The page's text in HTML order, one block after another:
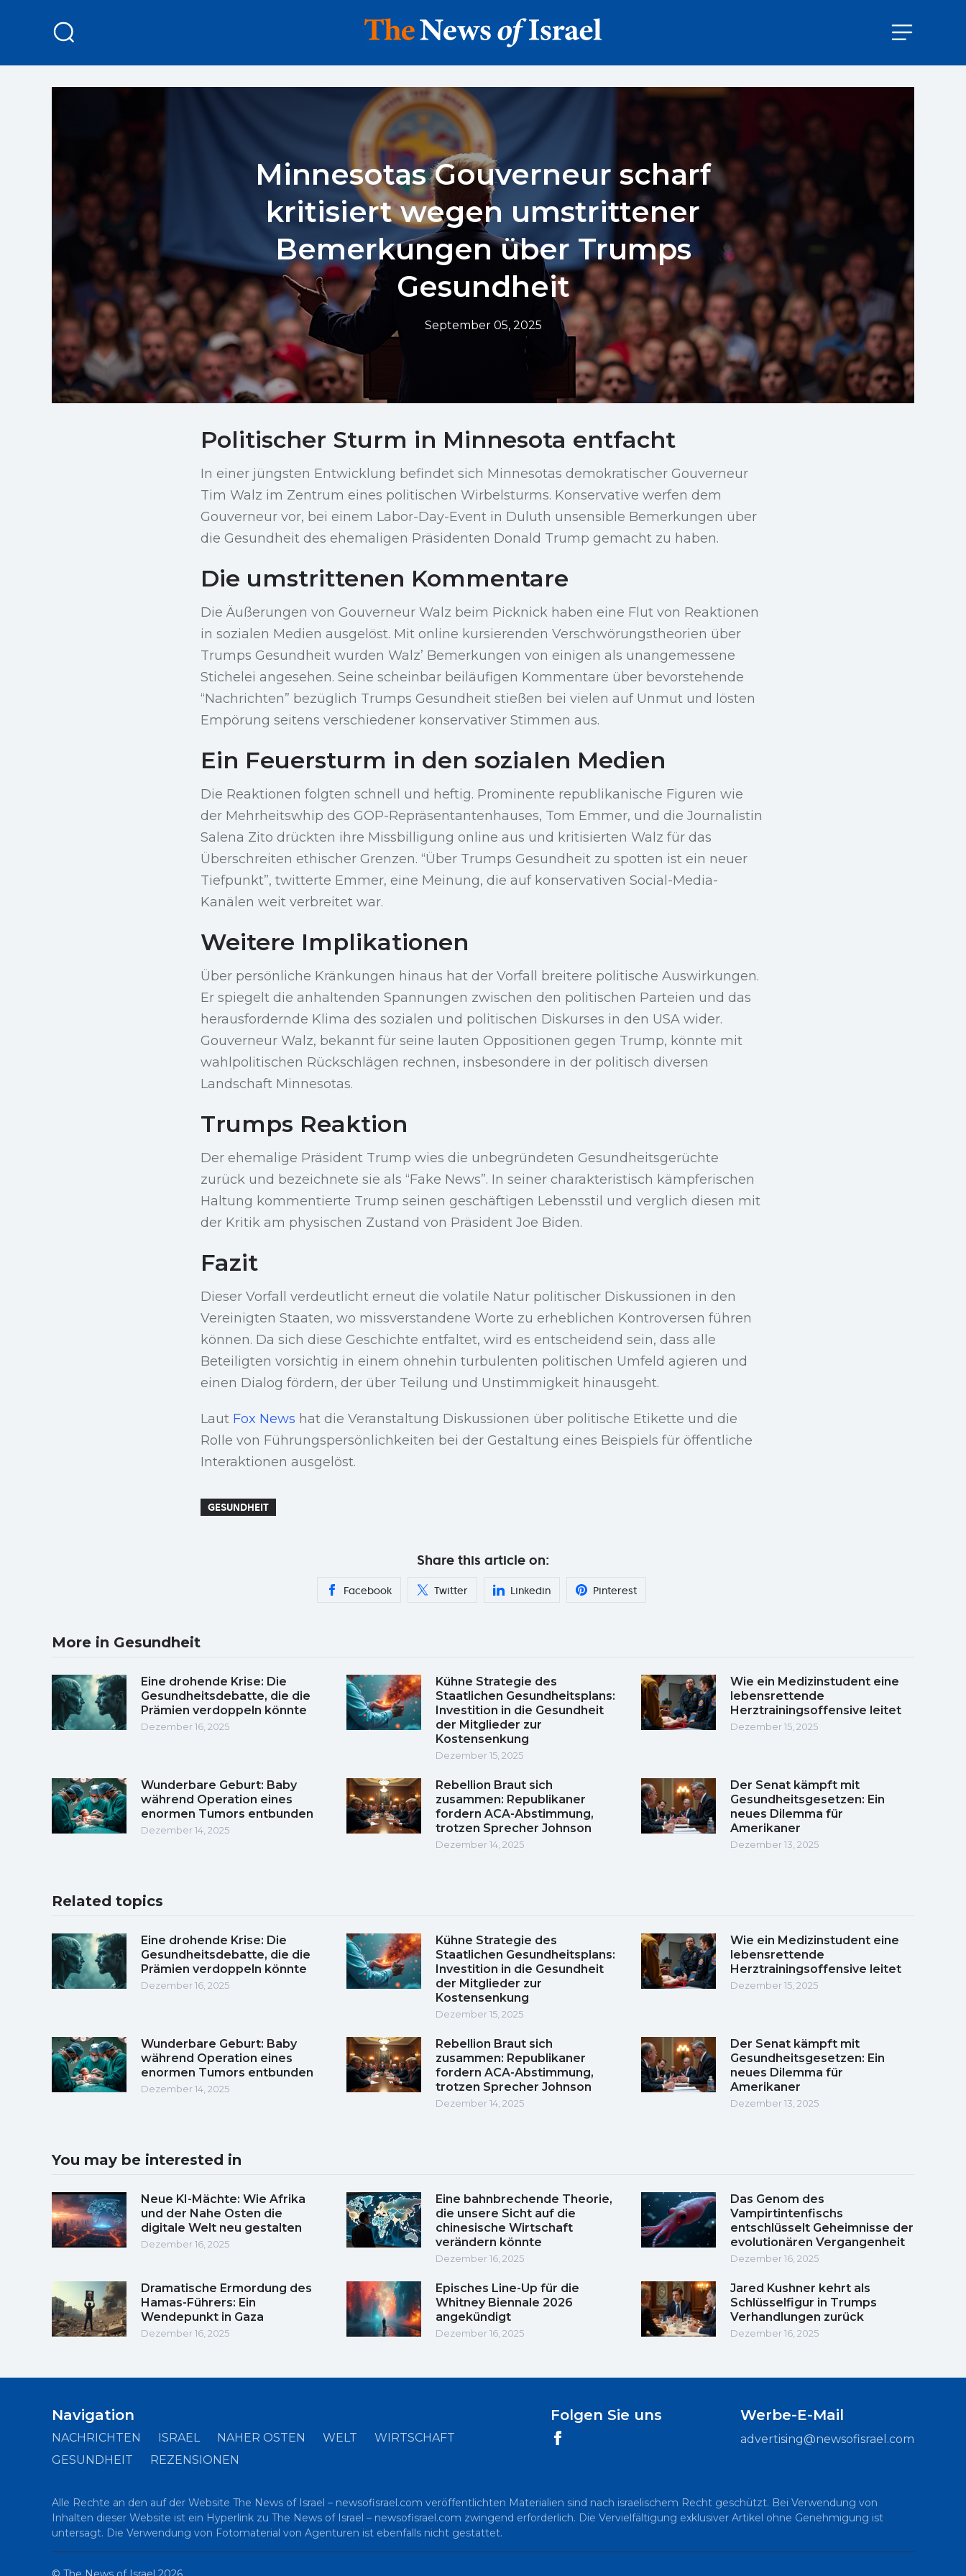
Minnesotas Gouverneur scharf
kritisiert wegen umstrittener
Bemerkungen über Trumps
Gesundheit
September 05, 2025
Politischer Sturm in Minnesota entfacht
In einer jüngsten Entwicklung befindet sich Minnesotas demokratischer Gouverneur
Tim Walz im Zentrum eines politischen Wirbelsturms. Konservative werfen dem
Gouverneur vor, bei einem Labor-Day-Event in Duluth unsensible Bemerkungen über
die Gesundheit des ehemaligen Präsidenten Donald Trump gemacht zu haben.
Die umstrittenen Kommentare
Die Äußerungen von Gouverneur Walz beim Picknick haben eine Flut von Reaktionen
in sozialen Medien ausgelöst. Mit online kursierenden Verschwörungstheorien über
Trumps Gesundheit wurden Walz’ Bemerkungen von einigen als unangemessene
Stichelei angesehen. Seine scheinbar beiläufigen Kommentare über bevorstehende
“Nachrichten” bezüglich Trumps Gesundheit stießen bei vielen auf Unmut und lösten
Empörung seitens verschiedener konservativer Stimmen aus.
Ein Feuersturm in den sozialen Medien
Die Reaktionen folgten schnell und heftig. Prominente republikanische Figuren wie
der Mehrheitswhip des GOP-Repräsentantenhauses, Tom Emmer, und die Journalistin
Salena Zito drückten ihre Missbilligung online aus und kritisierten Walz für das
Überschreiten ethischer Grenzen. “Über Trumps Gesundheit zu spotten ist ein neuer
Tiefpunkt”, twitterte Emmer, eine Meinung, die auf konservativen Social-Media-
Kanälen weit verbreitet war.
Weitere Implikationen
Über persönliche Kränkungen hinaus hat der Vorfall breitere politische Auswirkungen.
Er spiegelt die anhaltenden Spannungen zwischen den politischen Parteien und das
herausfordernde Klima des sozialen und politischen Diskurses in den USA wider.
Gouverneur Walz, bekannt für seine lauten Oppositionen gegen Trump, könnte mit
wahlpolitischen Rückschlägen rechnen, insbesondere in der politisch diversen
Landschaft Minnesotas.
Trumps Reaktion
Der ehemalige Präsident Trump wies die unbegründeten Gesundheitsgerüchte
zurück und bezeichnete sie als “Fake News”. In seiner charakteristisch kämpferischen
Haltung kommentierte Trump seinen geschäftigen Lebensstil und verglich diesen mit
der Kritik am physischen Zustand von Präsident Joe Biden.
Fazit
Dieser Vorfall verdeutlicht erneut die volatile Natur politischer Diskussionen in den
Vereinigten Staaten, wo missverstandene Worte zu erheblichen Kontroversen führen
können. Da sich diese Geschichte entfaltet, wird es entscheidend sein, dass alle
Beteiligten vorsichtig in einem ohnehin turbulenten politischen Umfeld agieren und
einen Dialog fördern, der über Teilung und Unstimmigkeit hinausgeht.
Laut Fox News hat die Veranstaltung Diskussionen über politische Etikette und die
Rolle von Führungspersönlichkeiten bei der Gestaltung eines Beispiels für öffentliche
Interaktionen ausgelöst.
GESUNDHEIT
Share this article on:
Facebook Twitter Linkedin Pinterest
More in Gesundheit
Eine drohende Krise: Die
Gesundheitsdebatte, die die
Prämien verdoppeln könnte
Dezember 16, 2025
Kühne Strategie des
Staatlichen Gesundheitsplans:
Investition in die Gesundheit
der Mitglieder zur
Kostensenkung
Dezember 15, 2025
Wie ein Medizinstudent eine
lebensrettende
Herztrainingsoffensive leitet
Dezember 15, 2025
Wunderbare Geburt: Baby
während Operation eines
enormen Tumors entbunden
Dezember 14, 2025
Rebellion Braut sich
zusammen: Republikaner
fordern ACA-Abstimmung,
trotzen Sprecher Johnson
Dezember 14, 2025
Der Senat kämpft mit
Gesundheitsgesetzen: Ein
neues Dilemma für
Amerikaner
Dezember 13, 2025
Related topics
Eine drohende Krise: Die
Gesundheitsdebatte, die die
Prämien verdoppeln könnte
Dezember 16, 2025
Kühne Strategie des
Staatlichen Gesundheitsplans:
Investition in die Gesundheit
der Mitglieder zur
Kostensenkung
Dezember 15, 2025
Wie ein Medizinstudent eine
lebensrettende
Herztrainingsoffensive leitet
Dezember 15, 2025
Wunderbare Geburt: Baby
während Operation eines
enormen Tumors entbunden
Dezember 14, 2025
Rebellion Braut sich
zusammen: Republikaner
fordern ACA-Abstimmung,
trotzen Sprecher Johnson
Dezember 14, 2025
Der Senat kämpft mit
Gesundheitsgesetzen: Ein
neues Dilemma für
Amerikaner
Dezember 13, 2025
You may be interested in
Neue KI-Mächte: Wie Afrika
und der Nahe Osten die
digitale Welt neu gestalten
Dezember 16, 2025
Eine bahnbrechende Theorie,
die unsere Sicht auf die
chinesische Wirtschaft
verändern könnte
Dezember 16, 2025
Das Genom des
Vampirtintenfischs
entschlüsselt Geheimnisse der
evolutionären Vergangenheit
Dezember 16, 2025
Dramatische Ermordung des
Hamas-Führers: Ein
Wendepunkt in Gaza
Dezember 16, 2025
Episches Line-Up für die
Whitney Biennale 2026
angekündigt
Dezember 16, 2025
Jared Kushner kehrt als
Schlüsselfigur in Trumps
Verhandlungen zurück
Dezember 16, 2025
Navigation
NACHRICHTEN ISRAEL NAHER OSTEN WELT
WIRTSCHAFT
GESUNDHEIT
REZENSIONEN
Folgen Sie uns Werbe-E-Mail
advertising@newsofisrael.com
Alle Rechte an den auf der Website The News of Israel – newsofisrael.com veröffentlichten Materialien sind nach israelischem Recht geschützt. Bei Verwendung von
Inhalten dieser Website ist ein Hyperlink zu The News of Israel – newsofisrael.com zwingend erforderlich. Die Vervielfältigung exklusiver Artikel ohne Genehmigung ist
untersagt. Die Verwendung von Fotomaterial von Agenturen ist ebenfalls nicht gestattet.